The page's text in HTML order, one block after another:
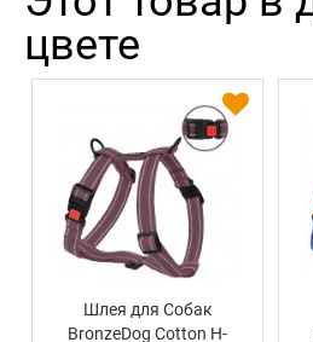
цвете
Шлея для Собак
BronzeDog Сotton Н-